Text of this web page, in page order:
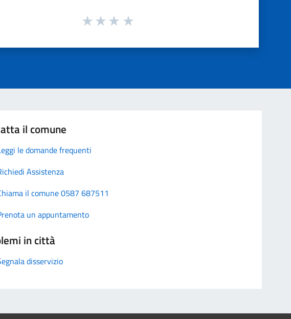
il comune
le domande frequenti
Assistenza
il comune 0587 687511
un appuntamento
in città
disservizio